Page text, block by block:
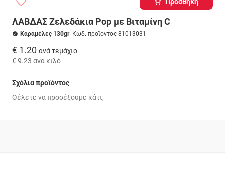
ΛΑΒΔΑΣ Ζελεδάκια Pop με Βιταμίνη C
Καραμέλες 130gr- Κωδ. προϊόντος 81013031
€ 1.20 ανά τεμάχιο
€ 9.23 ανά κιλό
Σχόλια προϊόντος